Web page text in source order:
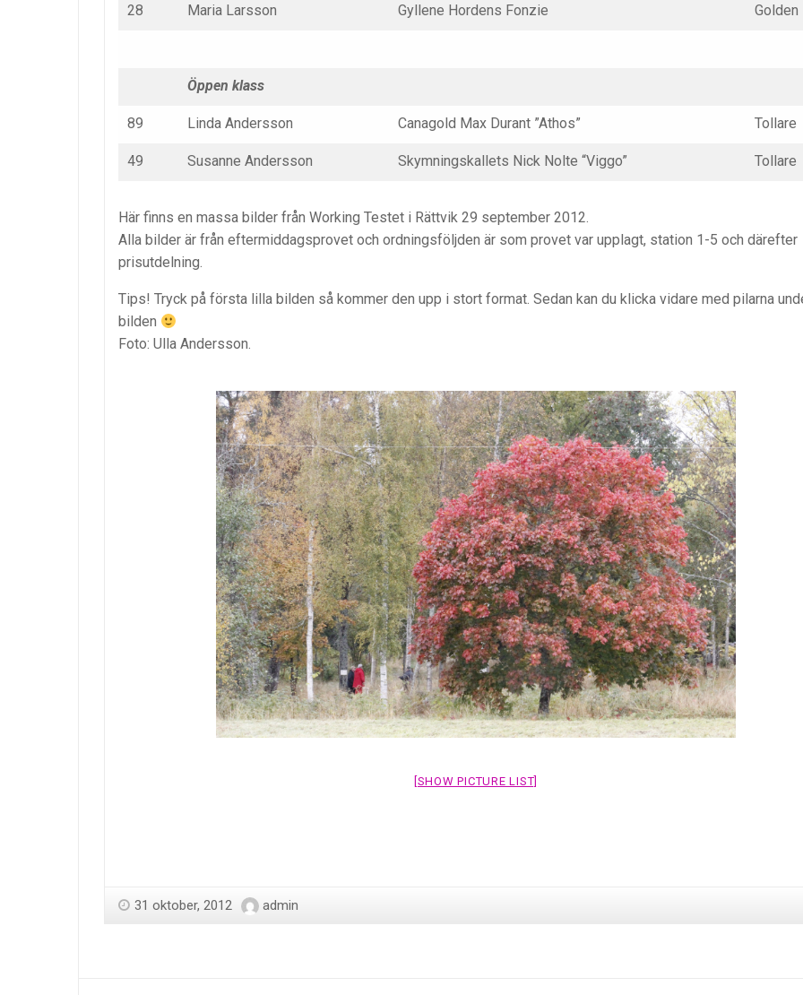
28 Maria Larsson Gyllene Hordens Fonzie Golden
Öppen klass
89 Linda Andersson Canagold Max Durant ”Athos” Tollare
49 Susanne Andersson Skymningskallets Nick Nolte “Viggo” Tollare
Här finns en massa bilder från Working Testet i Rättvik 29 september 2012.
Alla bilder är från eftermiddagsprovet och ordningsföljden är som provet var upplagt, station 1-5 och därefter
prisutdelning.
Tips! Tryck på första lilla bilden så kommer den upp i stort format. Sedan kan du klicka vidare med pilarna
bilden
Foto: Ulla Andersson.
[SHOW PICTURE LIST]
31 oktober, 2012 admin